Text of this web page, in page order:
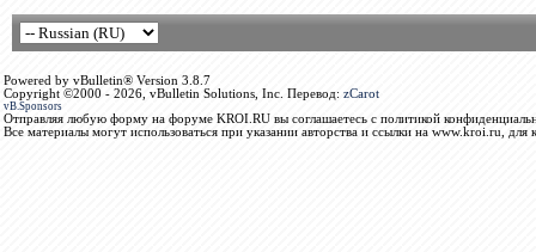
Powered by vBulletin® Version 3.8.7
Copyright ©2000 - 2026, vBulletin Solutions, Inc. Перевод: zCarot
vB.Sponsors
Отправляя любую форму на форуме KROI.RU вы соглашаетесь с политикой
Все материалы могут использоваться при указании авторства и ссылки на www.kroi.ru, для